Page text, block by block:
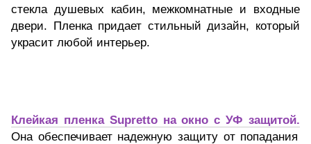
стекла душевых кабин, межкомнатные и входные
двери. Пленка придает стильный дизайн, который
украсит любой интерьер.
Клейкая пленка Supretto на окно с УФ защитой.
Она обеспечивает надежную защиту от попадания